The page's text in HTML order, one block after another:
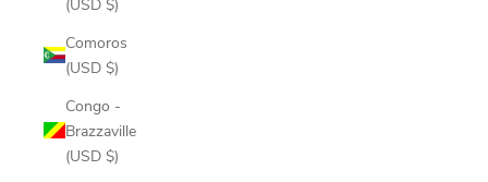
Comoros
(USD $)
Congo -
Brazzaville
(USD $)